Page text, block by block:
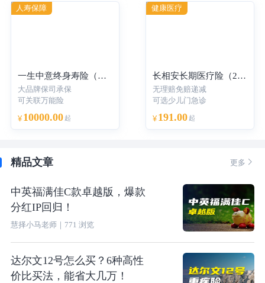
一生中意终身寿险（分红型）-年交
大品牌保司承保
可关联万能险
¥ 10000.00 起
人寿保障
长相安长期医疗险（20年保证续保）—个人版
无理赔免赔递减
可选少儿门急诊
¥ 191.00 起
健康医疗
精品文章 更多 
中英福满佳C款卓越版，爆款
分红IP回归！
慧择小马老师｜ 771 浏览
达尔文12号怎么买？6种高性
价比买法，能省大几万！